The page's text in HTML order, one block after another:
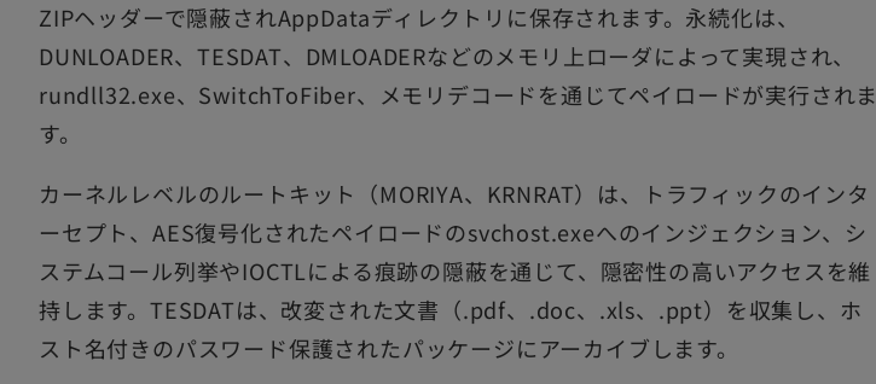
ZIPヘッダーで隠蔽されAppDataディレクトリに保存されます。永続化は、
DUNLOADER、TESDAT、DMLOADERなどのメモリ上ローダによって実現され、
rundll32.exe、SwitchToFiber、メモリデコードを通じてペイロードが実行されま
す。
カーネルレベルのルートキット（MORIYA、KRNRAT）は、トラフィックのインタ
ーセプト、AES復号化されたペイロードのsvchost.exeへのインジェクション、シ
ステムコール列挙やIOCTLによる痕跡の隠蔽を通じて、隠密性の高いアクセスを維
持します。TESDATは、改変された文書（.pdf、.doc、.xls、.ppt）を収集し、ホ
スト名付きのパスワード保護されたパッケージにアーカイブします。